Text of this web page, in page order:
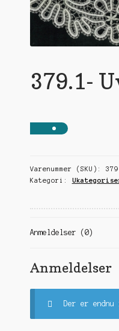
379.1-
Varenummer (SKU):
Kategori:
Anmeldelser (0)
Anmeldelser
Der er endnu